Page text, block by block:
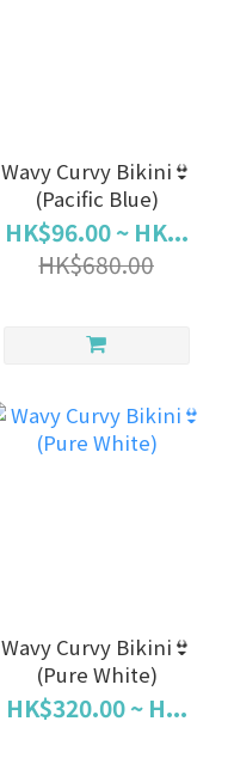
Wavy Curvy Bikini👙
(Pacific Blue)
HK$96.00 ~ HK...
HK$680.00
Wavy Curvy Bikini👙
(Pure White)
HK$320.00 ~ H...